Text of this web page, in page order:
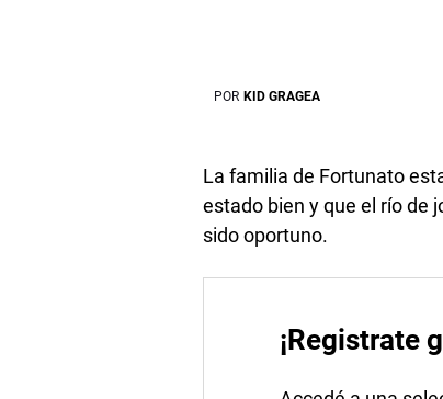
POR KID GRAGEA
La familia de Fortunato
estado bien y que el río de
sido oportuno.
¡Registrate